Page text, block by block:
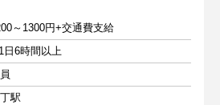
～1300円+交通費支給
日6時間以上
駅